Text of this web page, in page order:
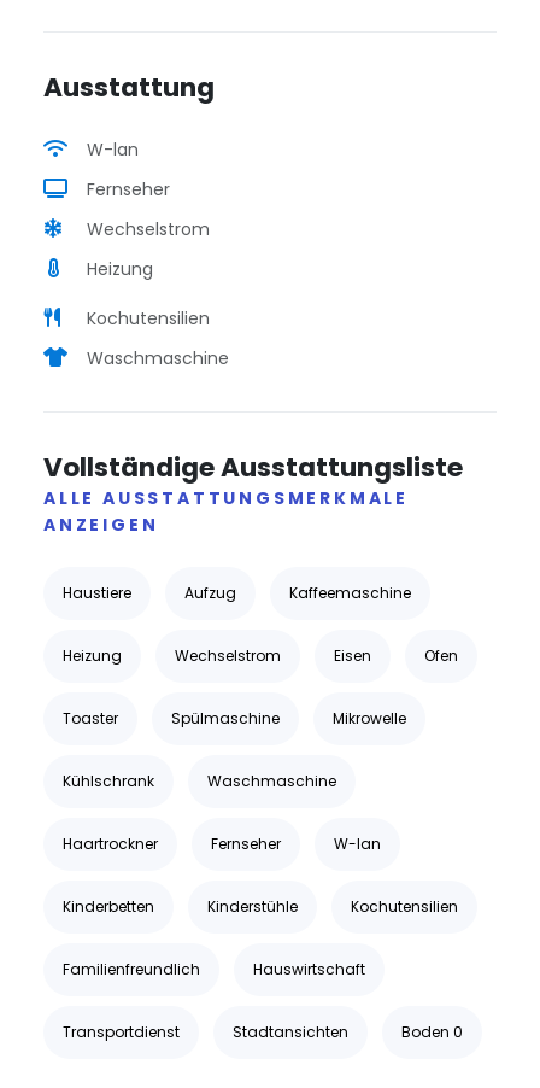
Ausstattung
W-lan
Fernseher
Wechselstrom
Heizung
Kochutensilien
Waschmaschine
Vollständige Ausstattungsliste
ALLE AUSSTATTUNGSMERKMALE
ANZEIGEN
Haustiere Aufzug Kaffeemaschine
Heizung Wechselstrom Eisen Ofen
Toaster Spülmaschine Mikrowelle
Kühlschrank Waschmaschine
Haartrockner Fernseher W-lan
Kinderbetten Kinderstühle Kochutensilien
Familienfreundlich Hauswirtschaft
Transportdienst Stadtansichten Boden 0